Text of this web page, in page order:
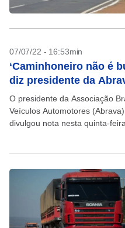
07/07/22 - 16:53min
‘Caminhoneiro não é
diz presidente da
O presidente da Associação
Veículos Automotores
divulgou nota nesta quinta-